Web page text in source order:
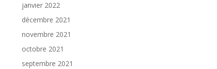
janvier 2022
décembre 2021
novembre 2021
octobre 2021
septembre 2021